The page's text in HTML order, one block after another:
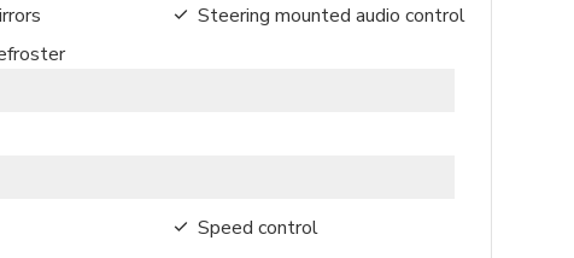
Steering mounted audio control
Speed control